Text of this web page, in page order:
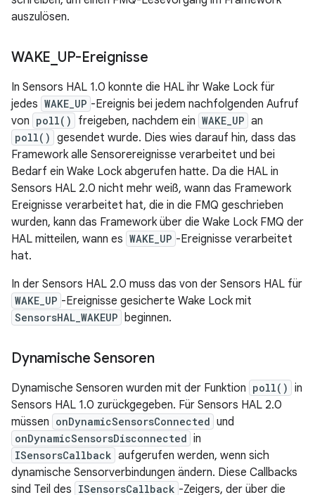
auszulösen.
WAKE UP-Ereignisse
In Sensors HAL 1.0 konnte die HAL ihr Wake Lock für
jedes WAKE_UP -Ereignis bei jedem nachfolgenden Aufruf
von poll() freigeben, nachdem ein WAKE_UP an
poll() gesendet wurde. Dies wies darauf hin, dass das
Framework alle Sensorereignisse verarbeitet und bei
Bedarf ein Wake Lock abgerufen hatte. Da die HAL in
Sensors HAL 2.0 nicht mehr weiß, wann das Framework
Ereignisse verarbeitet hat, die in die FMQ geschrieben
wurden, kann das Framework über die Wake Lock FMQ der
HAL mitteilen, wann es WAKE_UP -Ereignisse verarbeitet
hat.
In der Sensors HAL 2.0 muss das von der Sensors HAL für
WAKE_UP -Ereignisse gesicherte Wake Lock mit
SensorsHAL_WAKEUP beginnen.
Dynamische Sensoren
Dynamische Sensoren wurden mit der Funktion poll() in
Sensors HAL 1.0 zurückgegeben. Für Sensors HAL 2.0
müssen onDynamicSensorsConnected und
onDynamicSensorsDisconnected in
ISensorsCallback aufgerufen werden, wenn sich
dynamische Sensorverbindungen ändern. Diese Callbacks
sind Teil des ISensorsCallback -Zeigers, der über die